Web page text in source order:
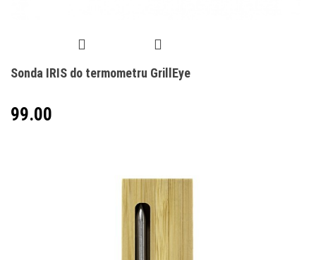
Sonda IRIS do termometru GrillEye
99.00